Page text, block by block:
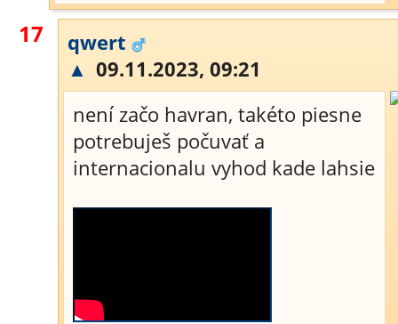
17
qwert
▲ 09.11.2023, 09:21
není začo havran, takéto piesne
potrebuješ počuvať a
internacionalu vyhod kade lahsie